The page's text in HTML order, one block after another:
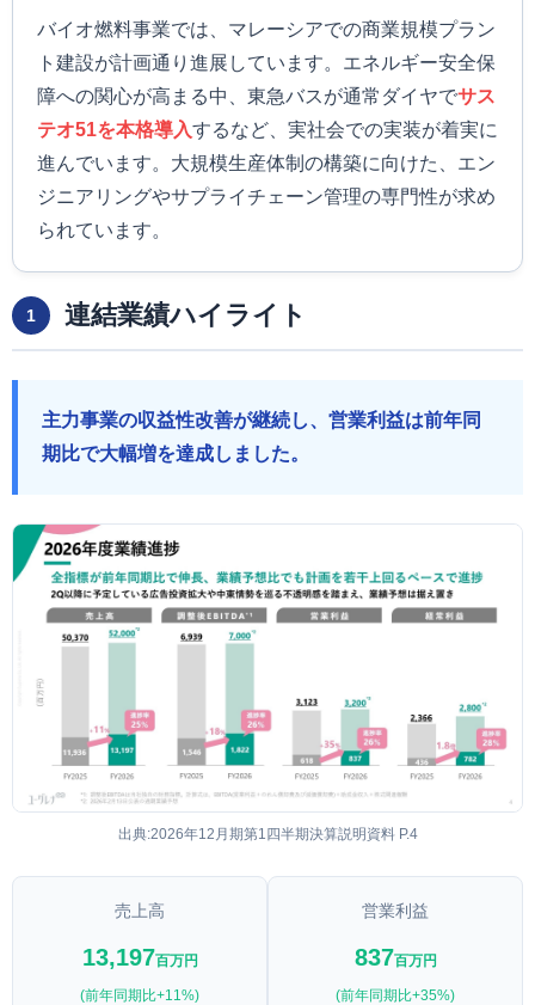
バイオ燃料事業では、マレーシアでの商業規模プラン
ト建設が計画通り進展しています。エネルギー安全保
障への関心が高まる中、東急バスが通常ダイヤでサス
テオ51を本格導入するなど、実社会での実装が着実に
進んでいます。大規模生産体制の構築に向けた、エン
ジニアリングやサプライチェーン管理の専門性が求め
られています。
1 連結業績ハイライト
主力事業の収益性改善が継続し、営業利益は前年同
期比で大幅増を達成しました。
出典:2026年12月期第1四半期決算説明資料 P.4
売上高
13,197百万円
(前年同期比+11%)
営業利益
837百万円
(前年同期比+35%)